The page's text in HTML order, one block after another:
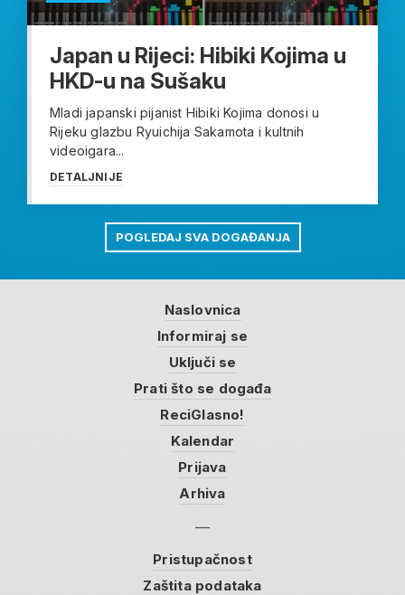
Japan u Rijeci: Hibiki Kojima u
HKD-u na Sušaku
Mladi japanski pijanist Hibiki Kojima donosi u
Rijeku glazbu Ryuichija Sakamota i kultnih
videoigara...
DETALJNIJE
POGLEDAJ SVA DOGAĐANJA
Naslovnica
Informiraj se
Uključi se
Prati što se događa
ReciGlasno!
Kalendar
Prijava
Arhiva
Pristupačnost
Zaštita podataka